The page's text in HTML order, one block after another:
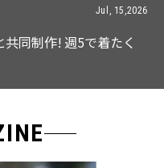
Jul, 15,2026
共同制作! 週5で着たく